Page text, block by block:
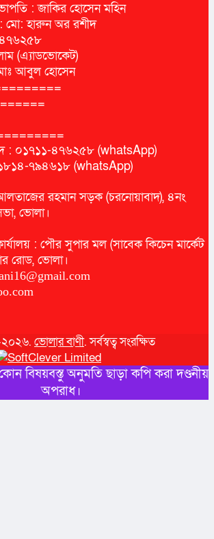
: জাকির হোসেন মহিন
: মো: হারুন অর রশীদ
(এ্যাডভোকেট)
আবুল হোসেন
: ০১৭১১-৪৭৬২৫৮ (whatsApp)
৭৯৪৬১৮ (whatsApp)
: আলতাজের রহমান সড়ক (চরনোয়াবাদ), ৪নং
ভোলা।
: পৌর সুপার মল (সাবেক কিচেন মার্কেট
রোড, ভোলা।
ভোলার বাণী. সর্বস্বত্ব সংরক্ষিত
বিষয়বস্তু অনুমতি ছাড়া কপি করা দণ্ডনীয়
অপরাধ।